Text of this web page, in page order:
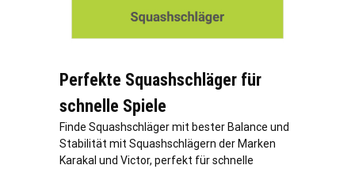
Perfekte Squashschläger für
schnelle Spiele
Finde Squashschläger mit bester Balance und
Stabilität mit Squashschlägern der Marken
Karakal und Victor, perfekt für schnelle